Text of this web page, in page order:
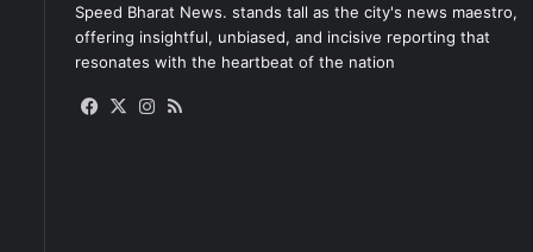
Speed Bharat News. stands tall as the city's news maestro,
offering insightful, unbiased, and incisive reporting that
resonates with the heartbeat of the nation
Facebook
X Instagram